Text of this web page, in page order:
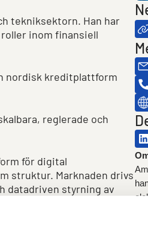
tekniksektorn. Han har
inom finansiell
nordisk kreditplattform
reglerade och
för digital
struktur. Marknaden drivs
datadriven styrning av